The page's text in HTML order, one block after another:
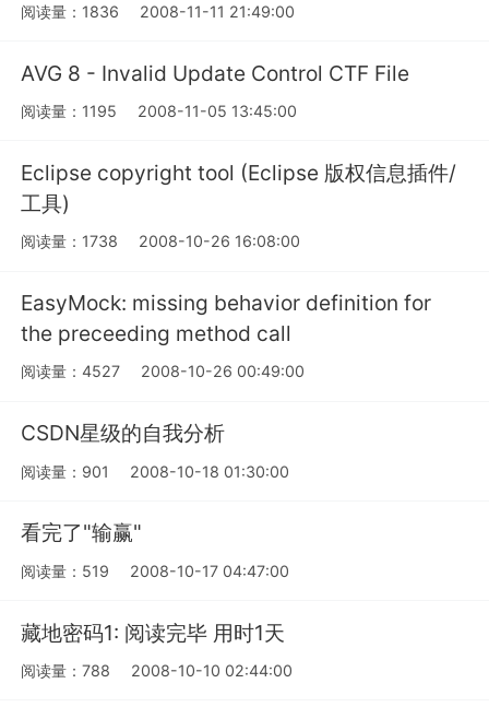
阅读量：1836 2008-11-11 21:49:00
AVG 8 - Invalid Update Control CTF File
阅读量：1195 2008-11-05 13:45:00
Eclipse copyright tool (Eclipse 版权信息插件/
工具)
阅读量：1738 2008-10-26 16:08:00
EasyMock: missing behavior definition for
the preceeding method call
阅读量：4527 2008-10-26 00:49:00
CSDN星级的自我分析
阅读量：901 2008-10-18 01:30:00
看完了"输赢"
阅读量：519 2008-10-17 04:47:00
藏地密码1: 阅读完毕 用时1天
阅读量：788 2008-10-10 02:44:00